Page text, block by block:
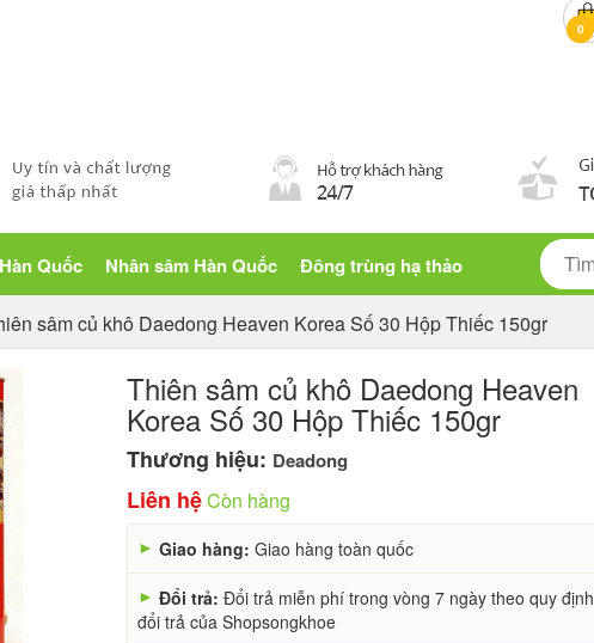
0
Quốc Nhân sâm Hàn Quốc Đông trùng hạ thảo
sâm củ khô Daedong Heaven Korea Số 30 Hộp Thiếc 150gr
Thiên sâm củ khô Daedong Heaven
Korea Số 30 Hộp Thiếc 150gr
Thương hiệu: Deadong
Liên hệCòn hàng
► Giao hàng:Giao hàng toàn quốc
► Đổi trả:Đổi trả miễn phí trong vòng 7 ngày theo quy định
đổi trả của Shopsongkhoe